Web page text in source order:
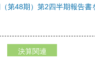
第48期）第2四半期報告書
決算関連